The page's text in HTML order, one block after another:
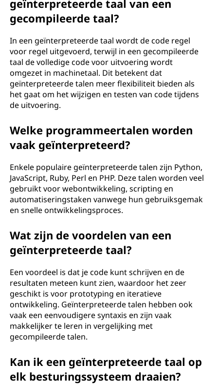
geïnterpreteerde taal van een
gecompileerde taal?
In een geïnterpreteerde taal wordt de code regel
voor regel uitgevoerd, terwijl in een gecompileerde
taal de volledige code voor uitvoering wordt
omgezet in machinetaal. Dit betekent dat
geïnterpreteerde talen meer flexibiliteit bieden als
het gaat om het wijzigen en testen van code tijdens
de uitvoering.
Welke programmeertalen worden
vaak geïnterpreteerd?
Enkele populaire geïnterpreteerde talen zijn Python,
JavaScript, Ruby, Perl en PHP. Deze talen worden veel
gebruikt voor webontwikkeling, scripting en
automatiseringstaken vanwege hun gebruiksgemak
en snelle ontwikkelingsproces.
Wat zijn de voordelen van een
geïnterpreteerde taal?
Een voordeel is dat je code kunt schrijven en de
resultaten meteen kunt zien, waardoor het zeer
geschikt is voor prototyping en iteratieve
ontwikkeling. Geïnterpreteerde talen hebben ook
vaak een eenvoudigere syntaxis en zijn vaak
makkelijker te leren in vergelijking met
gecompileerde talen.
Kan ik een geïnterpreteerde taal op
elk besturingssysteem draaien?